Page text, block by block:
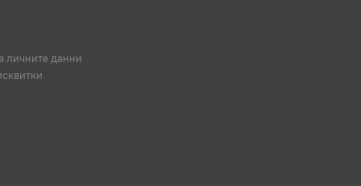
личните данни